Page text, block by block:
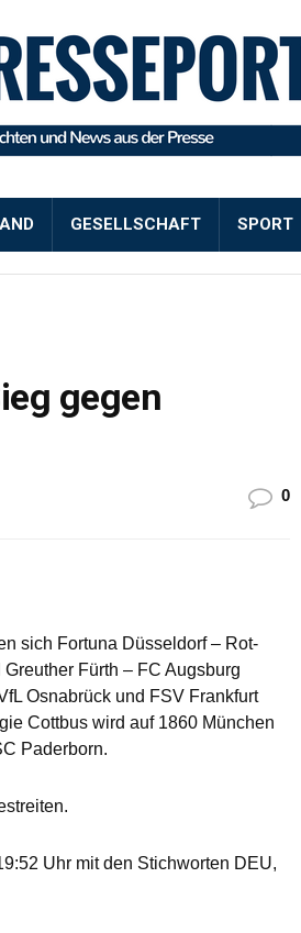
GESELLSCHAFT SPORT
gegen
0
sich Fortuna Düsseldorf – Rot-
Fürth – FC Augsburg
Osnabrück und FSV Frankfurt
Cottbus wird auf 1860 München
Paderborn.
Uhr mit den Stichworten DEU,